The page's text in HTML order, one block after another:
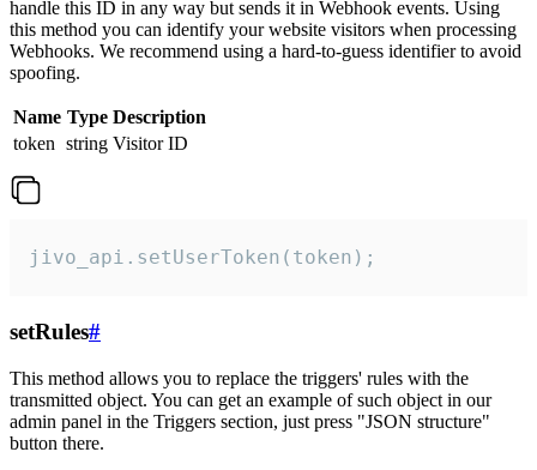
handle this ID in any way but sends it in Webhook events. Using
this method you can identify your website visitors when processing
Webhooks. We recommend using a hard-to-guess identifier to avoid
spoofing.
Name Type Description
token string Visitor ID
jivo_api.setUserToken(token);
setRules#
This method allows you to replace the triggers' rules with the
transmitted object. You can get an example of such object in our
admin panel in the Triggers section, just press "JSON structure"
button there.